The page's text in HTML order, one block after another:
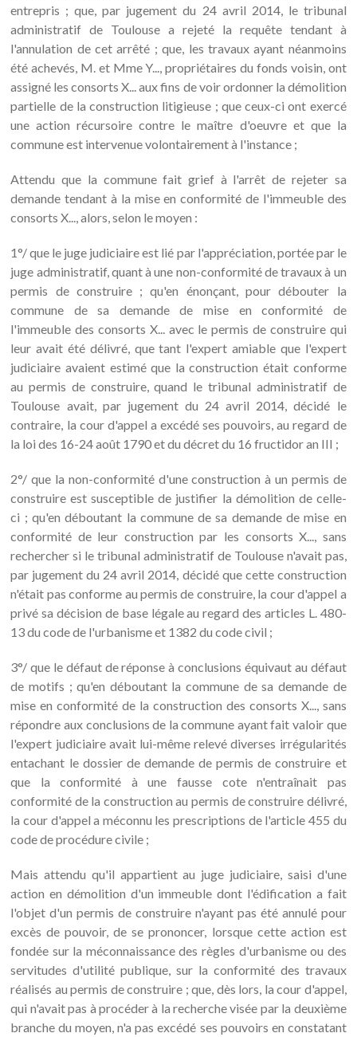
entrepris ; que, par jugement du 24 avril 2014, le tribunal
administratif de Toulouse a rejeté la requête tendant à
l'annulation de cet arrêté ; que, les travaux ayant néanmoins
été achevés, M. et Mme Y..., propriétaires du fonds voisin, ont
assigné les consorts X... aux fins de voir ordonner la démolition
partielle de la construction litigieuse ; que ceux-ci ont exercé
une action récursoire contre le maître d'oeuvre et que la
commune est intervenue volontairement à l'instance ;
Attendu que la commune fait grief à l'arrêt de rejeter sa
demande tendant à la mise en conformité de l'immeuble des
consorts X..., alors, selon le moyen :
1°/ que le juge judiciaire est lié par l'appréciation, portée par le
juge administratif, quant à une non-conformité de travaux à un
permis de construire ; qu'en énonçant, pour débouter la
commune de sa demande de mise en conformité de
l'immeuble des consorts X... avec le permis de construire qui
leur avait été délivré, que tant l'expert amiable que l'expert
judiciaire avaient estimé que la construction était conforme
au permis de construire, quand le tribunal administratif de
Toulouse avait, par jugement du 24 avril 2014, décidé le
contraire, la cour d'appel a excédé ses pouvoirs, au regard de
la loi des 16-24 août 1790 et du décret du 16 fructidor an III ;
2°/ que la non-conformité d'une construction à un permis de
construire est susceptible de justifier la démolition de celle-
ci ; qu'en déboutant la commune de sa demande de mise en
conformité de leur construction par les consorts X..., sans
rechercher si le tribunal administratif de Toulouse n'avait pas,
par jugement du 24 avril 2014, décidé que cette construction
n'était pas conforme au permis de construire, la cour d'appel a
privé sa décision de base légale au regard des articles L. 480-
13 du code de l'urbanisme et 1382 du code civil ;
3°/ que le défaut de réponse à conclusions équivaut au défaut
de motifs ; qu'en déboutant la commune de sa demande de
mise en conformité de la construction des consorts X..., sans
répondre aux conclusions de la commune ayant fait valoir que
l'expert judiciaire avait lui-même relevé diverses irrégularités
entachant le dossier de demande de permis de construire et
que la conformité à une fausse cote n'entraînait pas
conformité de la construction au permis de construire délivré,
la cour d'appel a méconnu les prescriptions de l'article 455 du
code de procédure civile ;
Mais attendu qu'il appartient au juge judiciaire, saisi d'une
action en démolition d'un immeuble dont l'édification a fait
l'objet d'un permis de construire n'ayant pas été annulé pour
excès de pouvoir, de se prononcer, lorsque cette action est
fondée sur la méconnaissance des règles d'urbanisme ou des
servitudes d'utilité publique, sur la conformité des travaux
réalisés au permis de construire ; que, dès lors, la cour d'appel,
qui n'avait pas à procéder à la recherche visée par la deuxième
branche du moyen, n'a pas excédé ses pouvoirs en constatant